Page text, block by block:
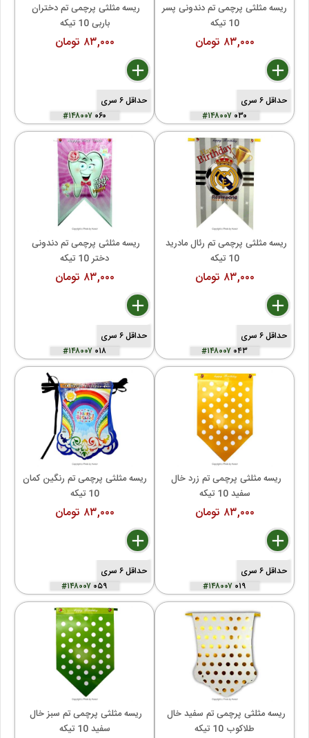
باربی 10 تیکه
۸۳,۰۰۰ تومان
delete
remove
add
حداقل ۶ سری
#۱۴۸۰۰۷ ۰۶۰
ریسه مثلثی پرچمی تم دندونی پسر
10 تیکه
۸۳,۰۰۰ تومان
delete
remove
add
حداقل ۶ سری
#۱۴۸۰۰۷ ۰۳۰
دختر 10 تیکه
۸۳,۰۰۰ تومان
delete
remove
add
حداقل ۶ سری
#۱۴۸۰۰۷ ۰۱۸
10 تیکه
۸۳,۰۰۰ تومان
delete
remove
add
حداقل ۶ سری
#۱۴۸۰۰۷ ۰۴۳
10 تیکه
۸۳,۰۰۰ تومان
delete
remove
add
حداقل ۶ سری
#۱۴۸۰۰۷ ۰۵۹
سفید 10 تیکه
۸۳,۰۰۰ تومان
delete
remove
add
حداقل ۶ سری
#۱۴۸۰۰۷ ۰۱۹
سفید 10 تیکه
طلاکوب 10 تیکه